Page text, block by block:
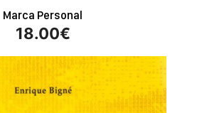
Marca Personal
18.00€